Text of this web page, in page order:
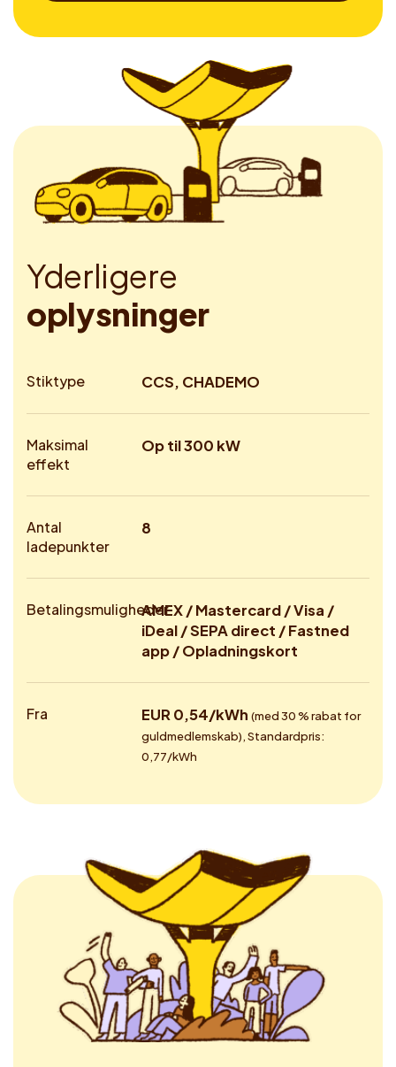
Yderligere
oplysninger
Stiktype CCS, CHADEMO
Maksimal
effekt
Op til 300 kW
Antal
ladepunkter
8
BetalingsmulighederAMEX / Mastercard / Visa /
iDeal / SEPA direct / Fastned
app / Opladningskort
Fra EUR 0,54/kWh (med 30 % rabat for
guldmedlemskab), Standardpris:
0,77/kWh